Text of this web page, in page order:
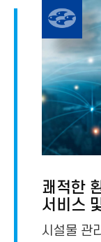
쾌적한
서비스
시설물 관